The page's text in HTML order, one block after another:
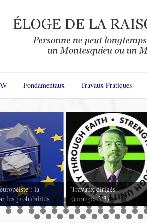
Fondamentaux Travaux Pratiques
: la
les probabilités
Travaux dirigés
(corrigé, 3/3)